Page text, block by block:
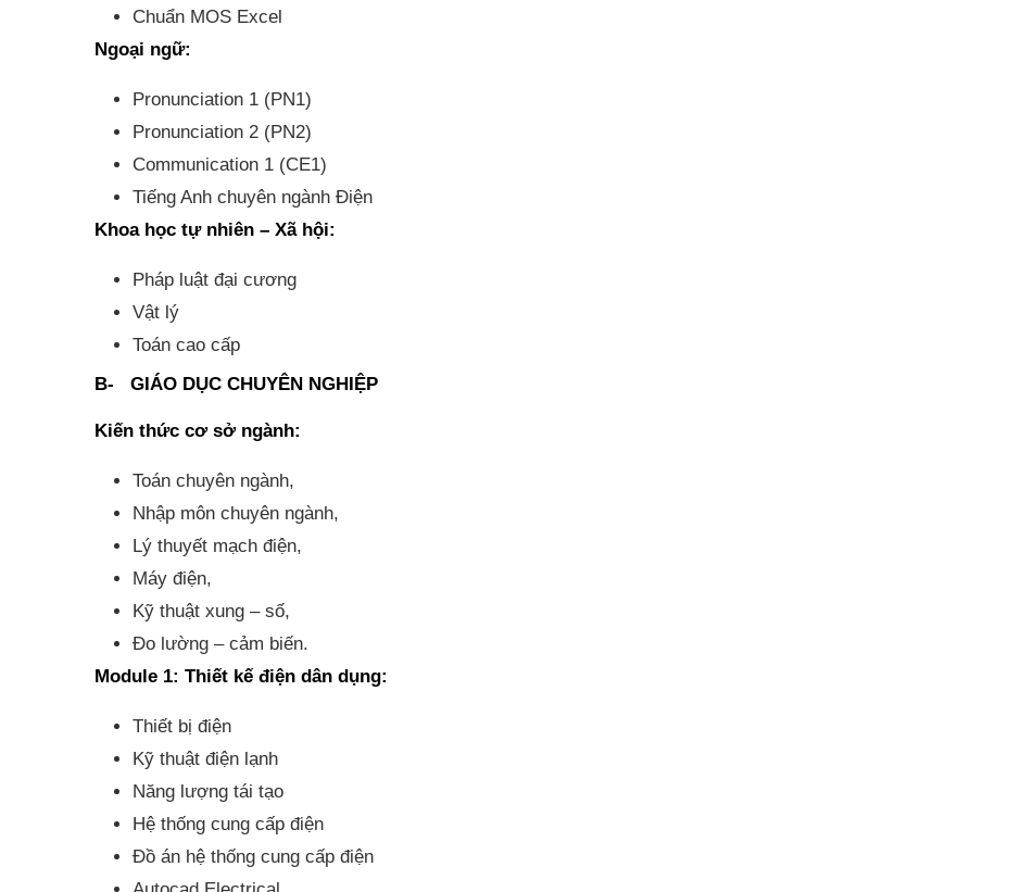
Chuẩn MOS Excel
Ngoại ngữ:
Pronunciation 1 (PN1)
Pronunciation 2 (PN2)
Communication 1 (CE1)
Tiếng Anh chuyên ngành Điện
Khoa học tự nhiên – Xã hội:
Pháp luật đại cương
Vật lý
Toán cao cấp
B- GIÁO DỤC CHUYÊN NGHIỆP
Kiến thức cơ sở ngành:
Toán chuyên ngành,
Nhập môn chuyên ngành,
Lý thuyết mạch điện,
Máy điện,
Kỹ thuật xung – số,
Đo lường – cảm biến.
Module 1: Thiết kế điện dân dụng:
Thiết bị điện
Kỹ thuật điện lạnh
Năng lượng tái tạo
Hệ thống cung cấp điện
Đồ án hệ thống cung cấp điện